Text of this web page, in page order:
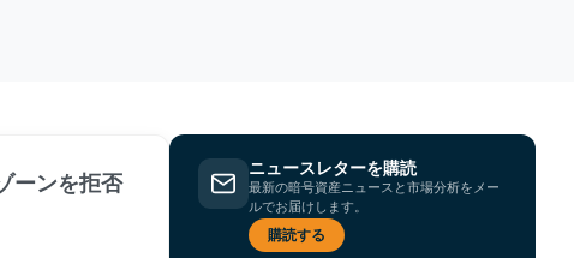
ーンを拒否
ニュースレターを購読
最新の暗号資産ニュースと市場分析をメー
ルでお届けします。
購読する